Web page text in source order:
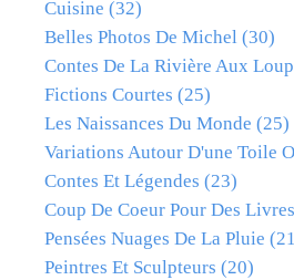
Cuisine (32)
Belles Photos De Michel (30)
Contes De La Rivière Aux
Fictions Courtes (25)
Les Naissances Du Monde (25)
Variations Autour D'une Toile
Contes Et Légendes (23)
Coup De Coeur Pour Des Livres
Pensées Nuages De La Pluie
Peintres Et Sculpteurs (20)